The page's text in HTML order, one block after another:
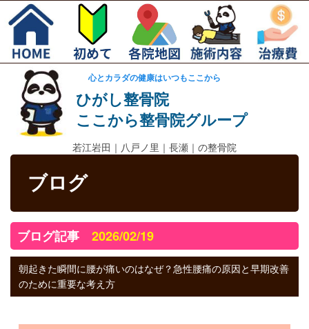
心とカラダの健康はいつもここから
ひがし整骨院
ここから整骨院グループ
若江岩田｜ 八戸ノ里｜長瀬｜の整骨院
ブログ
ブログ記事 2026/02/19
朝起きた瞬間に腰が痛いのはなぜ？急性腰痛の原因と早期改善
のために重要な考え方